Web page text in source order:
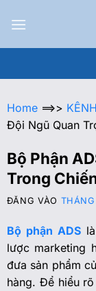
Home==>>
Đội Ngũ Quan
Bộ Phận
Trong
ĐĂNG VÀO
Bộ phận ADS
lược marketing
đưa sản phẩm
hàng. Để hiểu